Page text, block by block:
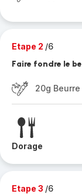
Etape 2 /6
Faire fondre le
20g Beurre
Dorage
Etape 3 /6